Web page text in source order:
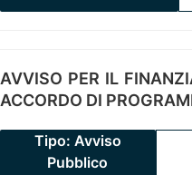
AVVISO PER IL
ACCORDO DI
Tipo: Avviso
Pubblico